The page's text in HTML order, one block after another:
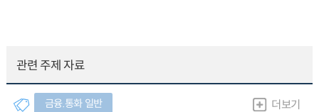
관련 주제 자료
금융.통화 일반 더보기